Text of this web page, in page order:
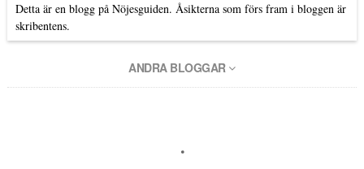
Detta är en blogg på Nöjesguiden. Åsikterna som förs fram i bloggen är
skribentens.
ANDRA BLOGGAR